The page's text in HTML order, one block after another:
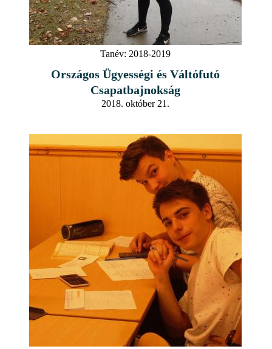
Tanév: 2018-2019
Országos Ügyességi és Váltófutó
Csapatbajnokság
2018. október 21.